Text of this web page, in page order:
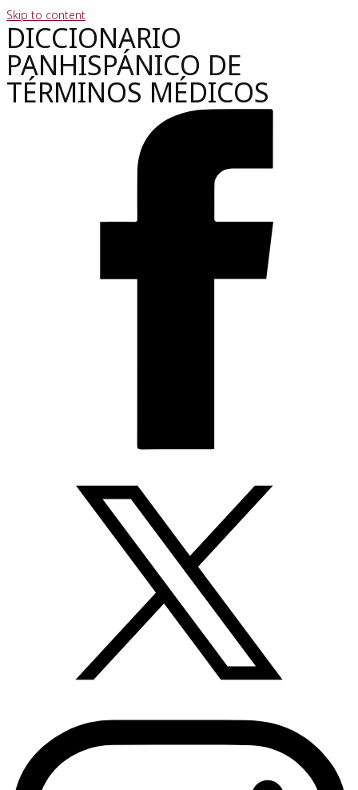
Skip to content
DICCIONARIO
PANHISPÁNICO DE
TÉRMINOS MÉDICOS